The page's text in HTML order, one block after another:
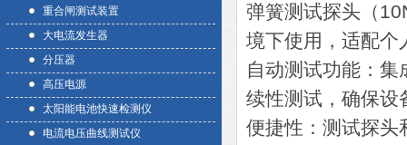
重合闸测试装置
大电流发生器
分压器
高压电源
太阳能电池快速检测仪
电流电压曲线测试仪
弹簧测试探头（
境下使用，适配个
自动测试功能：
续性测试，确保设
便捷性：测试探头